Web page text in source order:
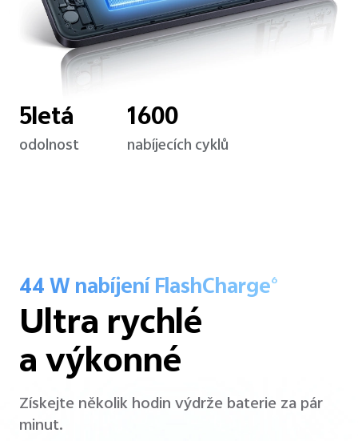
5letá
odolnost
1600
nabíjecích cyklů
44 W nabíjení FlashCharge6
Ultra rychlé
a výkonné
Získejte několik hodin výdrže baterie za pár
minut.